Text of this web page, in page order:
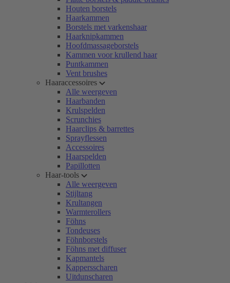
Houten borstels
Haarkammen
Borstels met varkenshaar
Haarknipkammen
Hoofdmassageborstels
Kammen voor krullend haar
Puntkammen
Vent brushes
Haaraccessoires
Alle weergeven
Haarbanden
Krulspelden
Scrunchies
Haarclips & barrettes
Sprayflessen
Accessoires
Haarspelden
Papillotten
Haar-tools
Alle weergeven
Stijltang
Krultangen
Warmterollers
Föhns
Tondeuses
Föhnborstels
Föhns met diffuser
Kapmantels
Kappersscharen
Uitdunscharen